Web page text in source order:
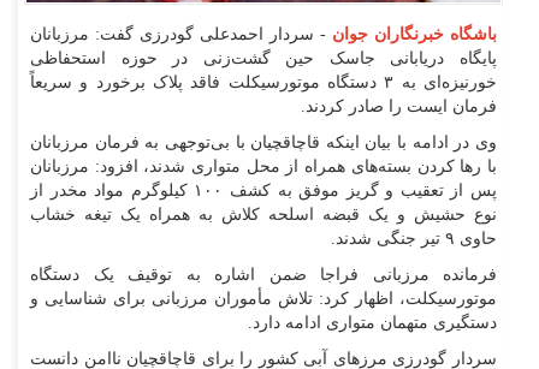
باشگاه خبرنگاران جوان - سردار احمدعلی گودرزی گفت: مرزبانان
پایگاه دریابانی جاسک حین گشت‌زنی در حوزه استحفاظی
خورنیزه‌ای به ۳ دستگاه موتورسیکلت فاقد پلاک برخورد و سریعاً
فرمان ایست را صادر کردند.
وی در ادامه با بیان اینکه قاچاقچیان با بی‌توجهی به فرمان مرزبانان
با رها کردن بسته‌های همراه از محل متواری شدند، افزود: مرزبانان
پس از تعقیب و گریز موفق به کشف ۱۰۰ کیلوگرم مواد مخدر از
نوع حشیش و یک قبضه اسلحه کلاش به همراه یک تیغه خشاب
حاوی ۹ تیر جنگی شدند.
فرمانده مرزبانی فراجا ضمن اشاره به توقیف یک دستگاه
موتورسیکلت، اظهار کرد: تلاش مأموران مرزبانی برای شناسایی و
دستگیری متهمان متواری ادامه دارد.
سردار گودرزی مرز‌های آبی کشور را برای قاچاقچیان ناامن دانست